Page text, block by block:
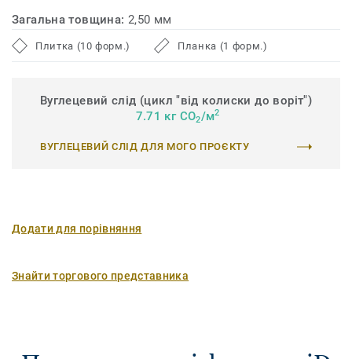
Загальна товщина: 2,50 мм
Плитка (10 форм.) Планка (1 форм.)
Вуглецевий слід (цикл "від колиски до воріт")
7.71 кг CO2/м2
ВУГЛЕЦЕВИЙ СЛІД ДЛЯ МОГО ПРОЄКТУ
Додати для порівняння
Знайти торгового представника